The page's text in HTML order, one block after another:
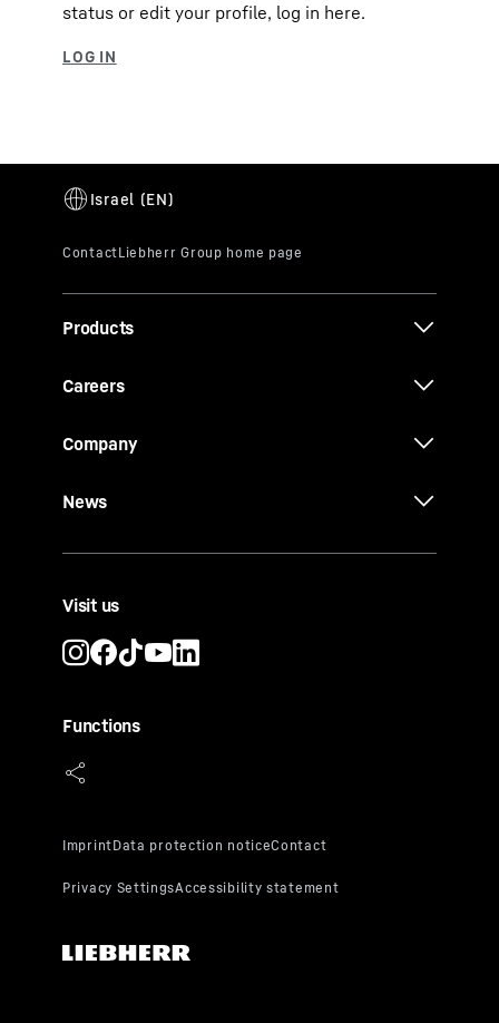
status or edit your profile, log in here.
Products
Careers
Company
News
Visit us
Functions